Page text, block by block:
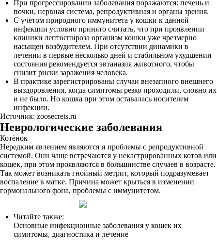
При прогрессировании заболевания поражаются: печень и
почки, нервная система, репродуктивная и органы зрения.
С учетом природного иммунитета у кошки к данной
инфекции условно принято считать, что при проявлении
клиники лептоспироза организм кошки уже чрезмерно
насыщен возбудителем. При отсутствии динамики в
лечении в первые несколько дней и стабильном ухудшении
состояния рекомендуется эвтаназия животного, чтобы
снизит риски заражения человека.
В практике зарегистрированы случаи внезапного внешнего
выздоровления, когда симптомы резко проходили, словно их
и не было. Но кошка при этом оставалась носителем
инфекции.
Источник: zoosecrets.ru
Неврологические заболевания
Котёнок
Нередким явлением являются и проблемы с репродуктивной
системой. Они чаще встречаются у некастрированных котов или
кошек, при этом проявляются в большинстве случаев в возрасте.
Так может возникать гнойный метрит, который подразумевает
воспаление в матке. Причина может крыться в изменении
гормонального фона, проблемы с иммунитетом.
Читайте также:
Основные инфекционные заболевания у кошек их
симптомы, диагностика и лечение